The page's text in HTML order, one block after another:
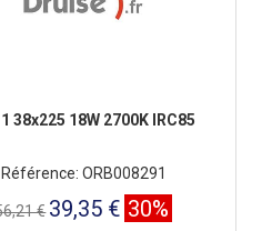
38x225 18W 2700K IRC85
Référence: ORB008291
€ 39,35 € 30%